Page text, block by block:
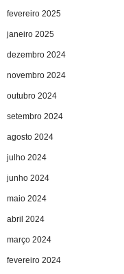
fevereiro 2025
janeiro 2025
dezembro 2024
novembro 2024
outubro 2024
setembro 2024
agosto 2024
julho 2024
junho 2024
maio 2024
abril 2024
março 2024
fevereiro 2024